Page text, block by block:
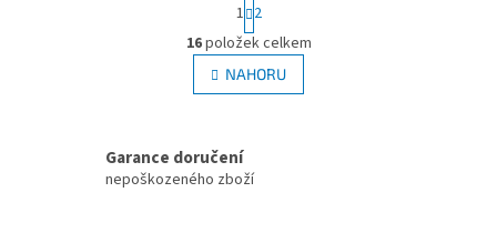
O
v
l
á
í
t
r
á
n
k
n
í
1 2
16položek celkem
NAHORU
Garance doručení
nepoškozeného zboží